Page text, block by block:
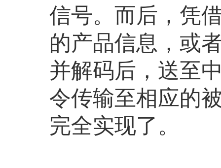
信号。而后，凭
的产品信息，或
并解码后，送至
令传输至相应的
完全实现了。